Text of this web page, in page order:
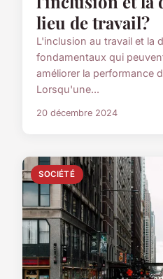
lieu de travail?
L'inclusion au travail et la
fondamentaux qui
améliorer la performance
Lorsqu'une...
20 décembre 2024
SOCIÉTÉ